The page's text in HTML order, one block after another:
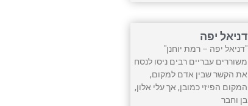
דניאל יפה
"דניאל יפה – רמת יוחנן"
משוררים עבריים רבים ניסו לנסח
את הקשר שבין אדם למקום,
המקום הפיזי כמובן, אך עלי אלון,
בן וחבר